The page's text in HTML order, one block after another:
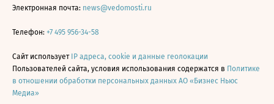
Электронная почта: news@vedomosti.ru
Телефон: +7 495 956-34-58
Сайт использует IP адреса, cookie и данные геолокации
Пользователей сайта, условия использования содержатся в Политике
в отношении обработки персональных данных АО «Бизнес Ньюс
Медиа»